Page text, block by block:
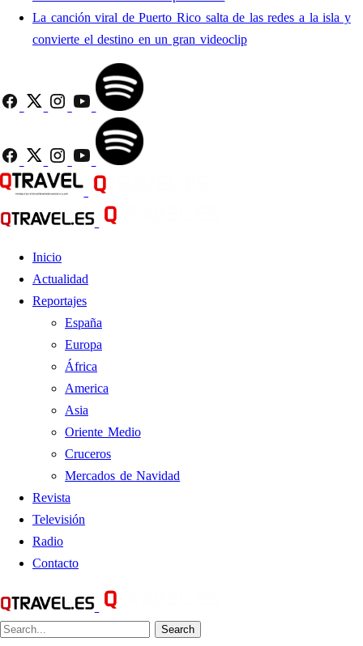
La canción viral de Puerto Rico salta de las redes a la isla y
convierte el destino en un gran videoclip
Inicio
Actualidad
Reportajes
España
Europa
África
America
Asia
Oriente Medio
Cruceros
Mercados de Navidad
Revista
Televisión
Radio
Contacto
Search